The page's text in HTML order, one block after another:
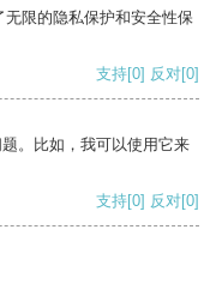
限的隐私保护和安全性保
支持[0] 反对[0]
。比如，我可以使用它来
支持[0] 反对[0]